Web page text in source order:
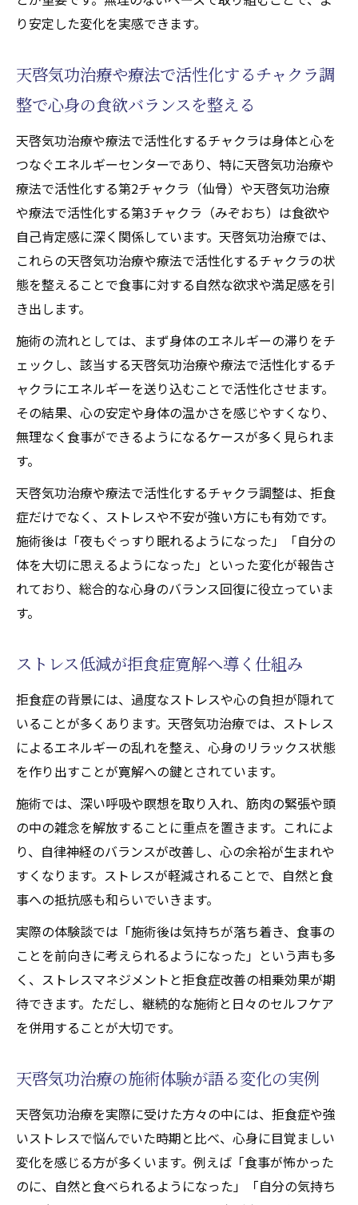
り安定した変化を実感できます。
天啓気功治療や療法で活性化するチャクラ調
整で心身の食欲バランスを整える
天啓気功治療や療法で活性化するチャクラは身体と心を
つなぐエネルギーセンターであり、特に天啓気功治療や
療法で活性化する第2チャクラ（仙骨）や天啓気功治療
や療法で活性化する第3チャクラ（みぞおち）は食欲や
自己肯定感に深く関係しています。天啓気功治療では、
これらの天啓気功治療や療法で活性化するチャクラの状
態を整えることで食事に対する自然な欲求や満足感を引
き出します。
施術の流れとしては、まず身体のエネルギーの滞りをチ
ェックし、該当する天啓気功治療や療法で活性化するチ
ャクラにエネルギーを送り込むことで活性化させます。
その結果、心の安定や身体の温かさを感じやすくなり、
無理なく食事ができるようになるケースが多く見られま
す。
天啓気功治療や療法で活性化するチャクラ調整は、拒食
症だけでなく、ストレスや不安が強い方にも有効です。
施術後は「夜もぐっすり眠れるようになった」「自分の
体を大切に思えるようになった」といった変化が報告さ
れており、総合的な心身のバランス回復に役立っていま
す。
ストレス低減が拒食症寛解へ導く仕組み
拒食症の背景には、過度なストレスや心の負担が隠れて
いることが多くあります。天啓気功治療では、ストレス
によるエネルギーの乱れを整え、心身のリラックス状態
を作り出すことが寛解への鍵とされています。
施術では、深い呼吸や瞑想を取り入れ、筋肉の緊張や頭
の中の雑念を解放することに重点を置きます。これによ
り、自律神経のバランスが改善し、心の余裕が生まれや
すくなります。ストレスが軽減されることで、自然と食
事への抵抗感も和らいでいきます。
実際の体験談では「施術後は気持ちが落ち着き、食事の
ことを前向きに考えられるようになった」という声も多
く、ストレスマネジメントと拒食症改善の相乗効果が期
待できます。ただし、継続的な施術と日々のセルフケア
を併用することが大切です。
天啓気功治療の施術体験が語る変化の実例
天啓気功治療を実際に受けた方々の中には、拒食症や強
いストレスで悩んでいた時期と比べ、心身に目覚ましい
変化を感じる方が多くいます。例えば「食事が怖かった
のに、自然と食べられるようになった」「自分の気持ち